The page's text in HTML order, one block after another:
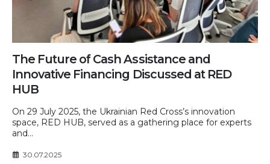
The Future of Cash Assistance and
Innovative Financing Discussed at RED
HUB
On 29 July 2025, the Ukrainian Red Cross’s innovation
space, RED HUB, served as a gathering place for experts
and...
30.07.2025